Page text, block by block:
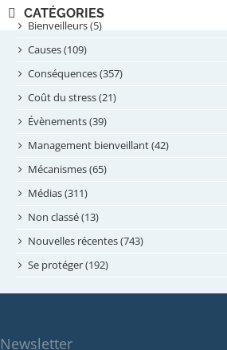
septembre 2024
août 2024
juillet 2024
juin 2024
mai 2024
avril 2024
février 2024
janvier 2024
novembre 2023
octobre 2023
septembre 2023
mars 2023
CATÉGORIES
Bienveilleurs (5)
Causes (109)
Conséquences (357)
Coût du stress (21)
Évènements (39)
Management bienveillant (42)
Mécanismes (65)
Médias (311)
Non classé (13)
Nouvelles récentes (743)
Se protéger (192)
Newsletter